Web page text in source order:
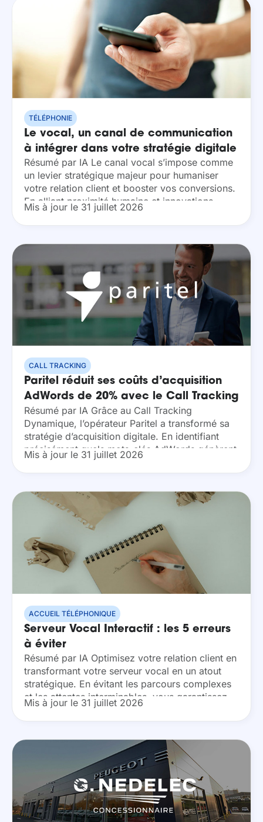
TÉLÉPHONIE
Le vocal, un canal de communication
à intégrer dans votre stratégie digitale
en 2019
Résumé par IA Le canal vocal s’impose comme
un levier stratégique majeur pour humaniser
votre relation client et booster vos conversions.
En alliant proximité humaine et innovations
technologiques telles que l’IA ou le Call
Tracking, vous...
Mis à jour le 31 juillet 2026
CALL TRACKING
Paritel réduit ses coûts d’acquisition
AdWords de 20% avec le Call Tracking
Résumé par IA Grâce au Call Tracking
Dynamique, l’opérateur Paritel a transformé sa
stratégie d’acquisition digitale. En identifiant
précisément quels mots-clés AdWords génèrent
des appels, l’entreprise optimise ses
investissements en temps réel. Cette approche
Mis à jour le 31 juillet 2026
ACCUEIL TÉLÉPHONIQUE
Serveur Vocal Interactif : les 5 erreurs
à éviter
Résumé par IA Optimisez votre relation client en
transformant votre serveur vocal en un atout
stratégique. En évitant les parcours complexes
et les attentes interminables, vous garantissez
une expérience utilisateur fluide et
professionnelle. Découvrez comment un...
Mis à jour le 31 juillet 2026